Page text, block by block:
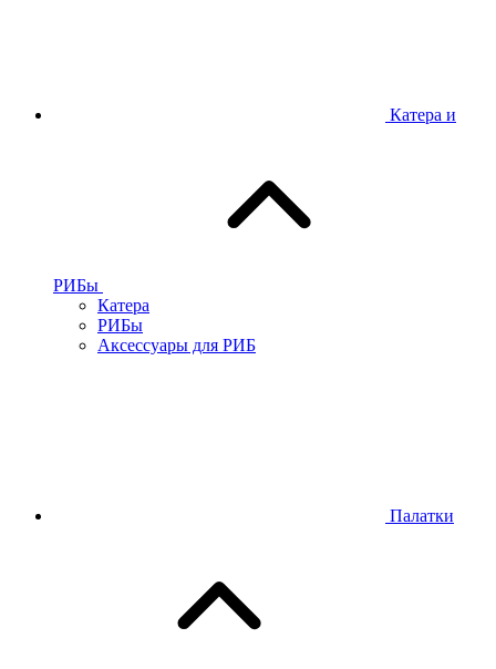
Катера и
РИБы
Катера
РИБы
Аксессуары для РИБ
Палатки